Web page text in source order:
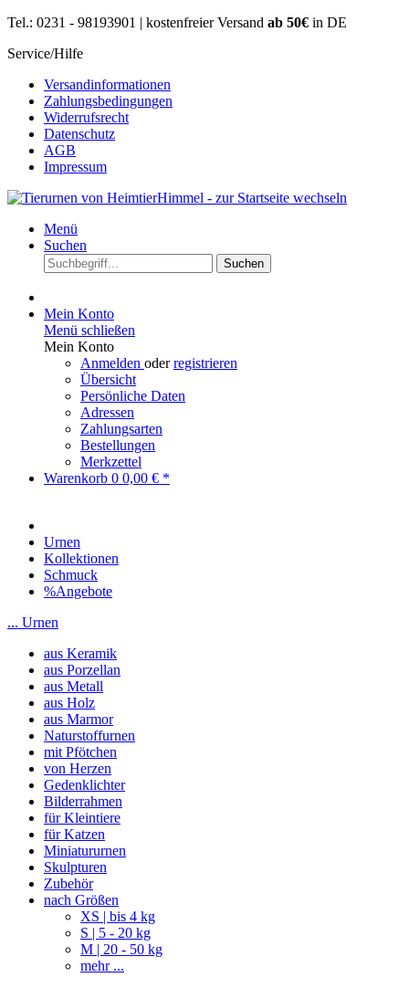
Tel.: 0231 - 98193901 | kostenfreier Versand ab 50€ in DE
Service/Hilfe
Versandinformationen
Zahlungsbedingungen
Widerrufsrecht
Datenschutz
AGB
Impressum
Menü
Suchen
Suchen
Mein Konto
Menü schließen
Mein Konto
Anmelden oderregistrieren
Übersicht
Persönliche Daten
Adressen
Zahlungsarten
Bestellungen
Merkzettel
Warenkorb 0 0,00 € *
Urnen
Kollektionen
Schmuck
%Angebote
... Urnen
aus Keramik
aus Porzellan
aus Metall
aus Holz
aus Marmor
Naturstoffurnen
mit Pfötchen
von Herzen
Gedenklichter
Bilderrahmen
für Kleintiere
für Katzen
Miniatururnen
Skulpturen
Zubehör
nach Größen
XS | bis 4 kg
S | 5 - 20 kg
M | 20 - 50 kg
mehr ...